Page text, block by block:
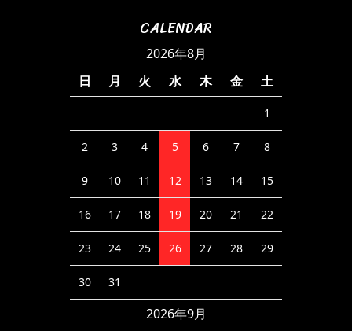
CALENDAR
2026年8月
日
月 火 水 木 金 土
1
2 3 4 5 6 7 8
9 10 11 12 13 14 15
16 17 18 19 20 21 22
23 24 25 26 27 28 29
30 31
2026年9月